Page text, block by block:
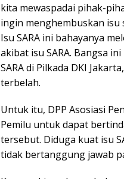
kita mewaspadai pihak-
ingin menghembuskan isu
Isu SARA ini bahayanya
akibat isu SARA. Bangsa
SARA di Pilkada DKI
terbelah.
Untuk itu, DPP Asosiasi
Pemilu untuk dapat
tersebut. Diduga kuat isu
tidak bertanggung jawab